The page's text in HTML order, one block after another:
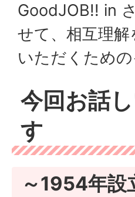
GoodJOB!! in
せて、相互理
いただくための
今回お話
す
～1954年設